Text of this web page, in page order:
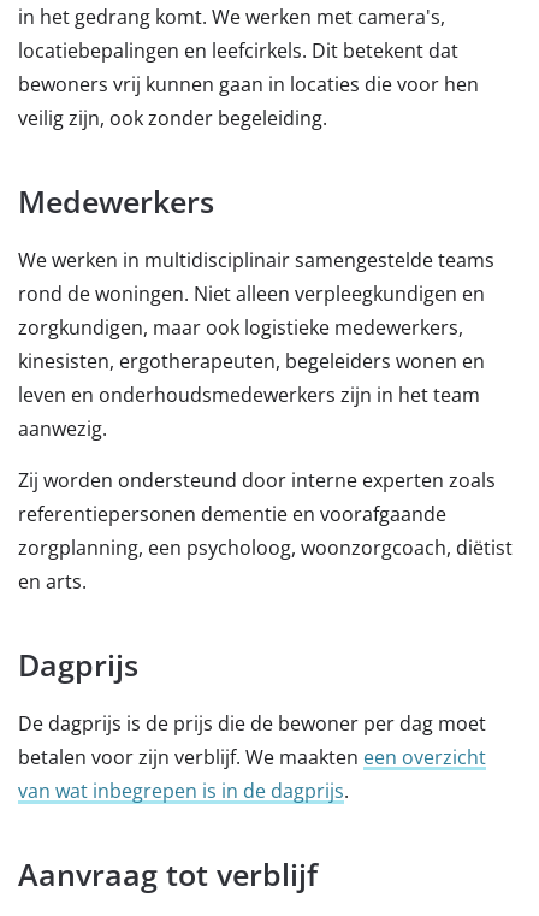
in het gedrang komt. We werken met camera's,
locatiebepalingen en leefcirkels. Dit betekent dat
bewoners vrij kunnen gaan in locaties die voor hen
veilig zijn, ook zonder begeleiding.
Medewerkers
We werken in multidisciplinair samengestelde teams
rond de woningen. Niet alleen verpleegkundigen en
zorgkundigen, maar ook logistieke medewerkers,
kinesisten, ergotherapeuten, begeleiders wonen en
leven en onderhoudsmedewerkers zijn in het team
aanwezig.
Zij worden ondersteund door interne experten zoals
referentiepersonen dementie en voorafgaande
zorgplanning, een psycholoog, woonzorgcoach, diëtist
en arts.
Dagprijs
De dagprijs is de prijs die de bewoner per dag moet
betalen voor zijn verblijf. We maakten een overzicht
van wat inbegrepen is in de dagprijs.
Aanvraag tot verblijf